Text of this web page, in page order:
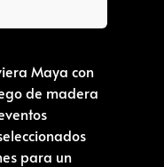
Maya con
de madera
para un